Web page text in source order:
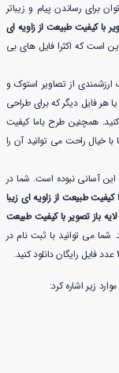
برای رساندن پیام و زیباتر
با کیفیت طبیعت از زاویه ای
است که اکثرا فایل های بی
از تصاویر استوک و
هر فایل دیگر که برای طراحی
همچنین طرح باما کیفیت
خیال راحت می توانید آن را
آسانی نبوده است. شما در
طبیعت از زاویه ای زیبا
باز تصویر با کیفیت طبیعت
زمان نمی برد. شما می توانید با ثبت نام در
زیر اشاره کرد: